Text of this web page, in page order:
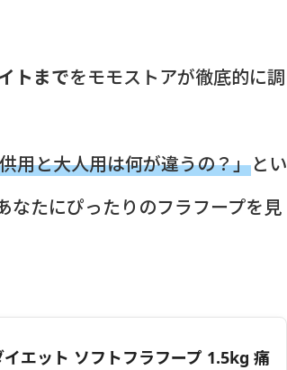
トまでをモモストアが徹底的に調
用と大人用は何が違うの？」とい
なたにぴったりのフラフープを見
イエット ソフトフラフープ 1.5kg 痛